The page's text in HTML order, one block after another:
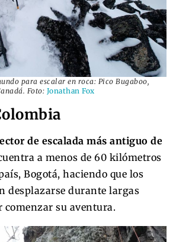
para escalar en roca: Pico Bugaboo,
Foto: Jonathan Fox
de escalada más antiguo de
a menos de 60 kilómetros
Bogotá, haciendo que los
desplazarse durante largas
comenzar su aventura.